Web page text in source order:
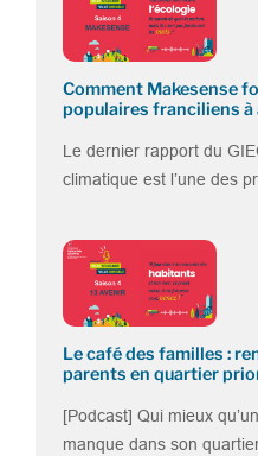
Comment Makesense
populaires franciliens à
Le dernier rapport du
climatique est l’une des
Le café des familles :
parents en quartier
[Podcast] Qui mieux
manque dans son